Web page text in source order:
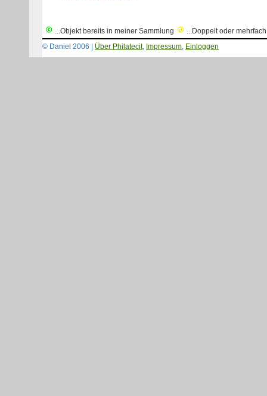
...Objekt bereits in meiner Sammlung
...Doppelt oder
© Daniel 2006 | Über Philatecit, Impressum, Einloggen